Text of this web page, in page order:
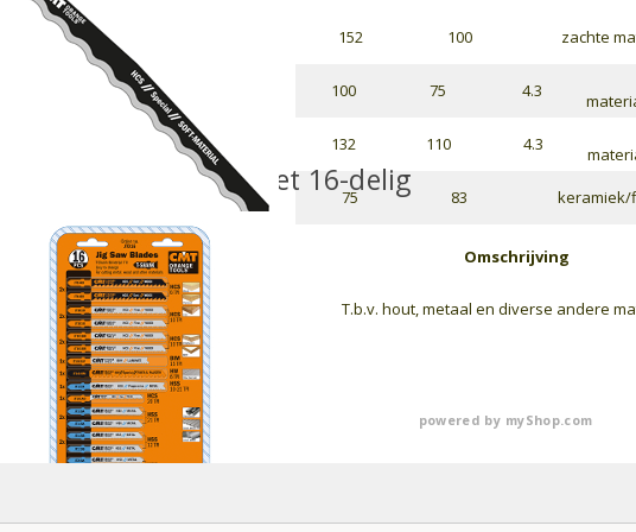
152
100 zachte
100 75 4.3
132 110 4.3
75 83
CMT Decoupeerzagenset 16-delig
Omschrijving
T.b.v. hout, metaal en diverse andere
powered by myShop.com